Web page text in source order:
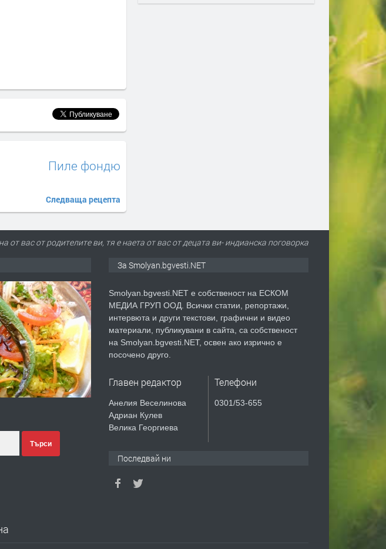
Пиле фондю
Следваща рецепта
от вас от родителите ви, тя е наета от вас от децата ви- индианска поговорка
Търси
За Smolyan.bgvesti.NET
Smolyan.bgvesti.NET е собственост на ЕСКОМ
МЕДИА ГРУП ООД. Всички статии, репортажи,
интервюта и други текстови, графични и видео
материали, публикувани в сайта, са собственост
на Smolyan.bgvesti.NET, освен ако изрично е
посочено друго.
Главен редактор
Анелия Веселинова
Адриан Кулев
Велика Георгиева
Телефони
0301/53-655
Последвай ни